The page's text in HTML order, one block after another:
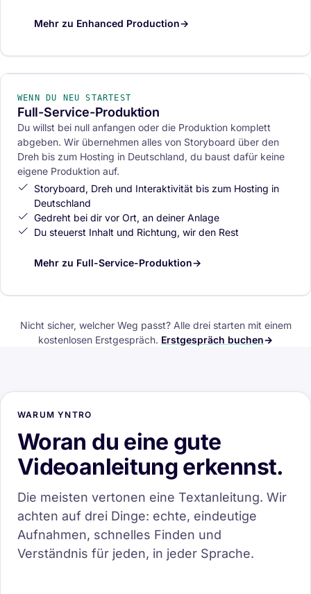
Mehr zu Enhanced Production→
SKRIPT BIS HOSTING
WENN DU NEU STARTEST
Full-Service-Produktion
Du willst bei null anfangen oder die Produktion komplett
abgeben. Wir übernehmen alles von Storyboard über den
Dreh bis zum Hosting in Deutschland, du baust dafür keine
eigene Produktion auf.
Storyboard, Dreh und Interaktivität bis zum Hosting in
Deutschland
Gedreht bei dir vor Ort, an deiner Anlage
Du steuerst Inhalt und Richtung, wir den Rest
Mehr zu Full-Service-Produktion→
Nicht sicher, welcher Weg passt? Alle drei starten mit einem
kostenlosen Erstgespräch. Erstgespräch buchen
WARUM YNTRO
Woran du eine gute
Videoanleitung erkennst.
Die meisten vertonen eine Textanleitung. Wir
achten auf drei Dinge: echte, eindeutige
Aufnahmen, schnelles Finden und
Verständnis für jeden, in jeder Sprache.